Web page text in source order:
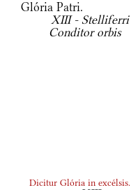
Glória Patri.
XIII - Stelliferri
Conditor orbis
Dicitur Glória in excélsis.